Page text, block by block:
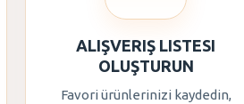
ALIŞVERIŞ LISTESI
OLUŞTURUN
Favori ürünlerinizi kaydedin,